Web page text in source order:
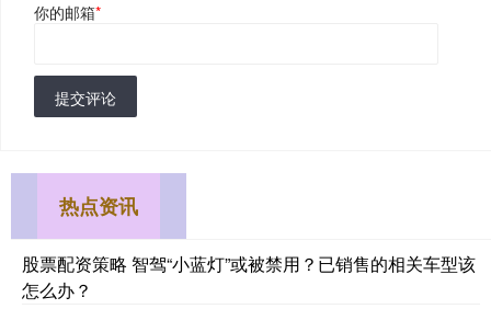
你的邮箱*
提交评论
热点资讯
股票配资策略 智驾“小蓝灯”或被禁用？已销售的相关车型该
怎么办？